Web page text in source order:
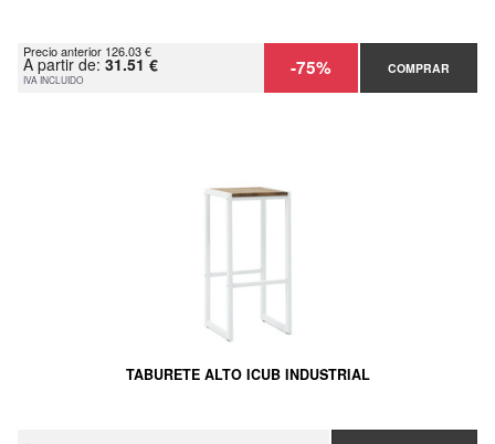
Precio anterior 126.03 €
A partir de: 31.51 €
IVA INCLUIDO -75% COMPRAR
TABURETE ALTO ICUB INDUSTRIAL